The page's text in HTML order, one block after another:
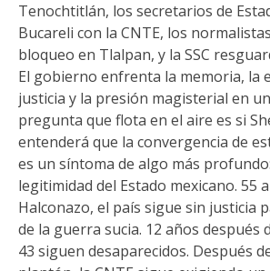
Tenochtitlán, los secretarios de
Bucareli con la CNTE, los
bloqueo en Tlalpan, y la SSC
El gobierno enfrenta la memoria, la
justicia y la presión magisterial en
pregunta que flota en el aire es si
entenderá que la convergencia de
es un síntoma de algo más
legitimidad del Estado mexicano. 55
Halconazo, el país sigue sin justicia
de la guerra sucia. 12 años después
43 siguen desaparecidos. Después